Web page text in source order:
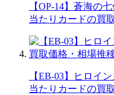
【OP-14】蒼海の
当たりカードの買
【EB-03】ヒロイ
当たりカードの買